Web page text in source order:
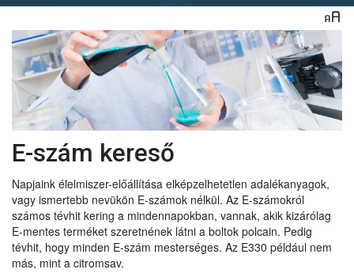
E-szám kereső
Napjaink élelmiszer-előállítása elképzelhetetlen adalékanyagok,
vagy ismertebb nevükön E-számok nélkül. Az E-számokról
számos tévhit kering a mindennapokban, vannak, akik kizárólag
E-mentes terméket szeretnének látni a boltok polcain. Pedig
tévhit, hogy minden E-szám mesterséges. Az E330 például nem
más, mint a citromsav.